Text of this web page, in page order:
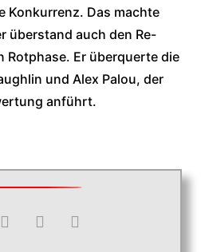
Konkurrenz. Das machte
überstand auch den Re-
Rotphase. Er überquerte die
und Alex Palou, der
anführt.